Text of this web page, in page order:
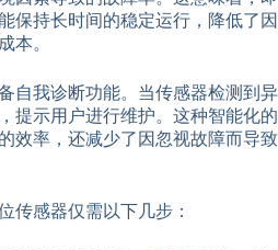
保持长时间的稳定运行，降低了因
本。
自我诊断功能。当传感器检测到异
提示用户进行维护。这种智能化的
效率，还减少了因忽视故障而导致
传感器仅需以下几步：